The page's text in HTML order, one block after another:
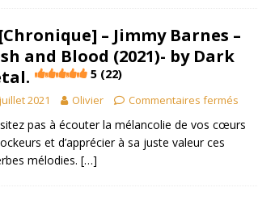
[Chronique] – Jimmy Barnes –
and Blood (2021)- by Dark
5 (22)
2021 Olivier Commentaires fermés
pas à écouter la mélancolie de vos cœurs
et d’apprécier à sa juste valeur ces
mélodies. […]